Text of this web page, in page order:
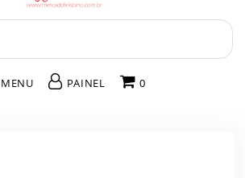
MENU PAINEL 0